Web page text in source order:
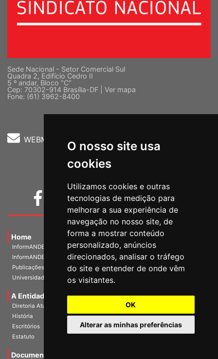
O nosso site usa
cookies
Utilizamos cookies e outras
tecnologias de medição para
melhorar a sua experiência de
navegação no nosso site, de
forma a mostrar conteúdo
personalizado, anúncios
direcionados, analisar o tráfego
do site e entender de onde vêm
os visitantes.
OK
Alterar as minhas preferências
Sede Nacional - Setor Comercial Sul
Quadra 2, Edifício Cedro II
5 º andar, Bloco "C"
Cep: 70302-914 Brasília-DF | Ver mapa
Fone: (61) 3962-8400
WEBMAIL
Home
InformANDES PDF
InformANDES Online
Publicações
Universidade e Sociedade
A Entidade
Diretoria Atual
História
Escritórios
Estatuto
Documentos